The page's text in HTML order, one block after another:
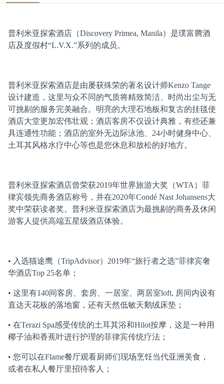
普利米亚探索酒店（Discovery Primea, Manila）是璞富腾酒
店及度假村“L.V.X.”系列的成员。
普利米亚探索酒店是由屡获殊荣的著名设计师Kenzo Tange
设计建造，这里与众不同的气质将精致简洁、时尚出尘与无
可挑剔的服务完美融合。明亮的大理石地板和复古的挂毯使
酒店大堂更加宏伟壮观；酒店客房不仅设计典雅，有些还兼
具连通性功能；酒店的室外无边际泳池、24小时健身中心、
土耳其风格水疗中心等也是您休息和放松的好地方。
普利米亚探索酒店曾荣获2019年世界旅游大奖（WTA）菲
律宾领先商务酒店称号，并在2020年Condé Nast Johansens大
奖中荣获读者奖。普利米亚探索酒店为最挑剔的商务及休闲
游客人提供高端五星级酒店体验。
• 入选猫途鹰（TripAdvisor）2019年“旅行者之选”菲律宾奢
华酒店Top 25名单；
• 这里有140间客房、套房、一居室、两居室loft, 房间内设有
直达天花板的落地窗，还有天然低敏天鹅绒床垫；
• 在Terazi Spa感受传统的土耳其浴和Hilot按摩，这是一种用
椰子油和香蕉叶进行护理的菲律宾传统疗法；
• 您可以在Flame餐厅观看厨师们现场烹饪当代亚洲美食，
或者在私人餐厅里招待客人；